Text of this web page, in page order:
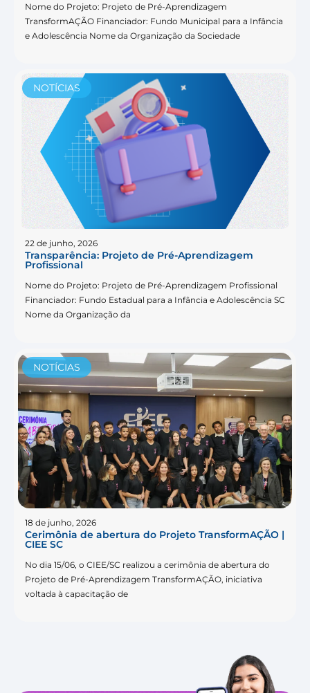
Nome do Projeto: Projeto de Pré-Aprendizagem
TransformAÇÃO Financiador: Fundo Municipal para a Infância
e Adolescência Nome da Organização da Sociedade
NOTÍCIAS
22 de junho, 2026
Transparência: Projeto de Pré-Aprendizagem
Profissional
Nome do Projeto: Projeto de Pré-Aprendizagem Profissional
Financiador: Fundo Estadual para a Infância e Adolescência SC
Nome da Organização da
NOTÍCIAS
18 de junho, 2026
Cerimônia de abertura do Projeto TransformAÇÃO |
CIEE SC
No dia 15/06, o CIEE/SC realizou a cerimônia de abertura do
Projeto de Pré-Aprendizagem TransformAÇÃO, iniciativa
voltada à capacitação de